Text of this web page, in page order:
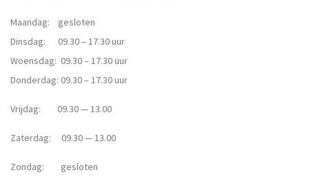
Maandag: gesloten
Dinsdag: 09.30 – 17.30 uur
Woensdag: 09.30 – 17.30 uur
Donderdag: 09.30 – 17.30 uur
Vrijdag: 09.30 — 13.00
Zaterdag: 09.30 — 13.00
Zondag: gesloten